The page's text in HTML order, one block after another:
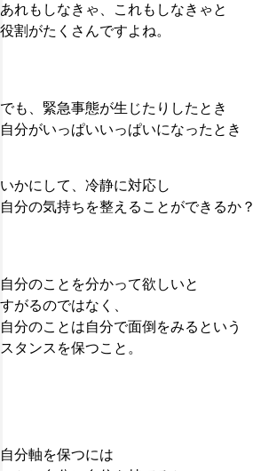
あれもしなきゃ、これもしなきゃと
役割がたくさんですよね。
でも、緊急事態が生じたりしたとき
自分がいっぱいいっぱいになったとき
いかにして、冷静に対応し
自分の気持ちを整えることができるか？
自分のことを分かって欲しいと
すがるのではなく、
自分のことは自分で面倒をみるという
スタンスを保つこと。
自分軸を保つには